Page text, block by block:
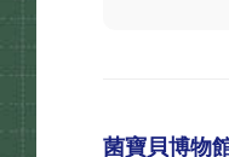
菌寶貝博物